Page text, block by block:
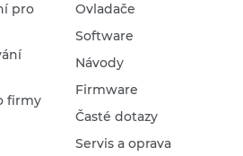
pro
firmy
Ovladače
Software
Návody
Firmware
Časté dotazy
Servis a oprava